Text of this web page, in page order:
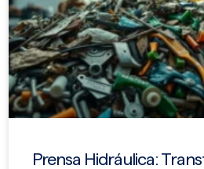
Prensa Hidráulica: